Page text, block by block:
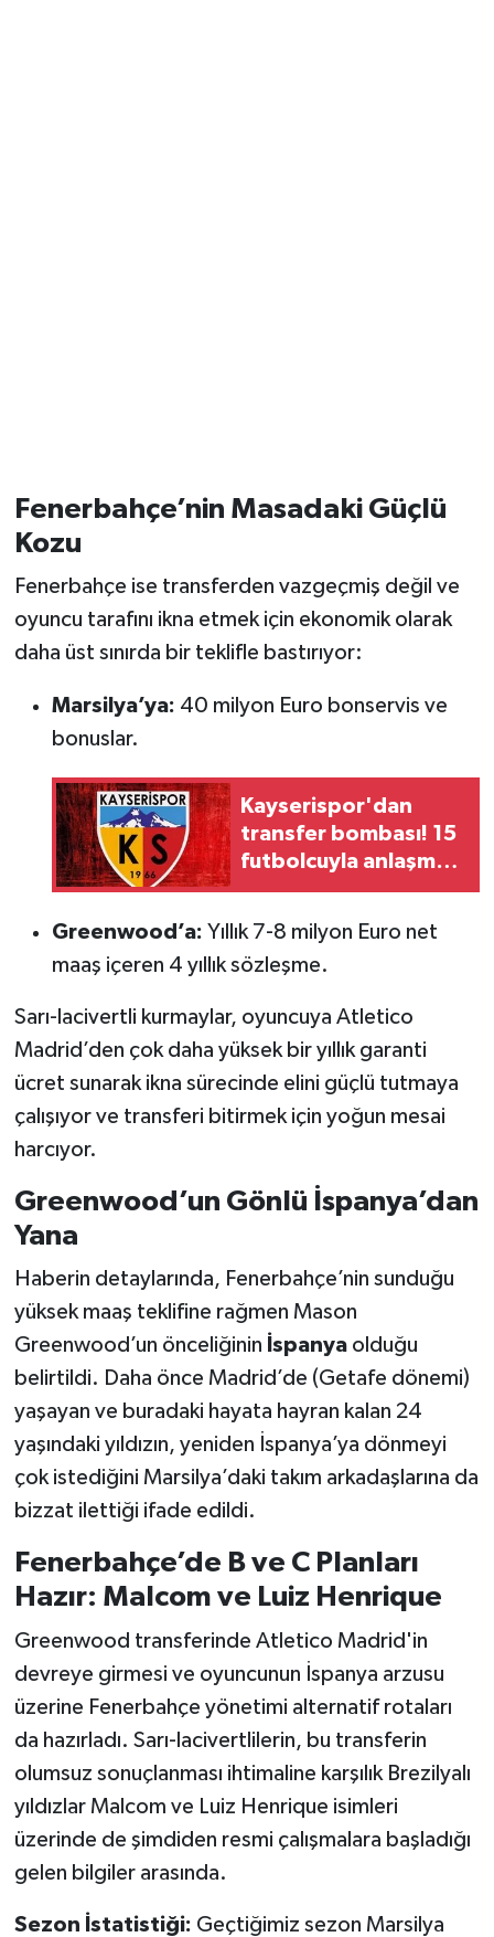
Fenerbahçe’nin Masadaki Güçlü
Kozu
Fenerbahçe ise transferden vazgeçmiş değil ve
oyuncu tarafını ikna etmek için ekonomik olarak
daha üst sınırda bir teklifle bastırıyor:
Marsilya’ya: 40 milyon Euro bonservis ve
bonuslar.
Kayserispor'dan
transfer bombası! 15
futbolcuyla anlaşma
sağlandı
Greenwood’a: Yıllık 7-8 milyon Euro net
maaş içeren 4 yıllık sözleşme.
Sarı-lacivertli kurmaylar, oyuncuya Atletico
Madrid’den çok daha yüksek bir yıllık garanti
ücret sunarak ikna sürecinde elini güçlü tutmaya
çalışıyor ve transferi bitirmek için yoğun mesai
harcıyor.
Greenwood’un Gönlü İspanya’dan
Yana
Haberin detaylarında, Fenerbahçe’nin sunduğu
yüksek maaş teklifine rağmen Mason
Greenwood’un önceliğinin İspanyaolduğu
belirtildi. Daha önce Madrid’de (Getafe dönemi)
yaşayan ve buradaki hayata hayran kalan 24
yaşındaki yıldızın, yeniden İspanya’ya dönmeyi
çok istediğini Marsilya’daki takım arkadaşlarına da
bizzat ilettiği ifade edildi.
Fenerbahçe’de B ve C Planları
Hazır: Malcom ve Luiz Henrique
Greenwood transferinde Atletico Madrid'in
devreye girmesi ve oyuncunun İspanya arzusu
üzerine Fenerbahçe yönetimi alternatif rotaları
da hazırladı. Sarı-lacivertlilerin, bu transferin
olumsuz sonuçlanması ihtimaline karşılık Brezilyalı
yıldızlar Malcom ve Luiz Henrique isimleri
üzerinde de şimdiden resmi çalışmalara başladığı
gelen bilgiler arasında.
Sezon İstatistiği: Geçtiğimiz sezon Marsilya